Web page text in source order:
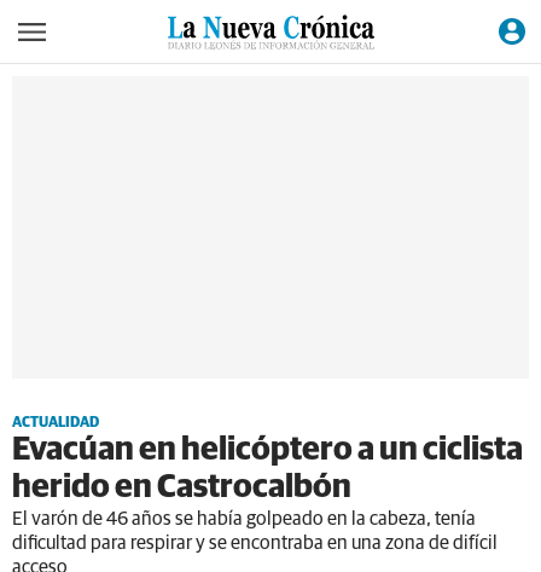
ACTUALIDAD
Evacúan en helicóptero a un ciclista
herido en Castrocalbón
El varón de 46 años se había golpeado en la cabeza, tenía
dificultad para respirar y se encontraba en una zona de difícil
acceso